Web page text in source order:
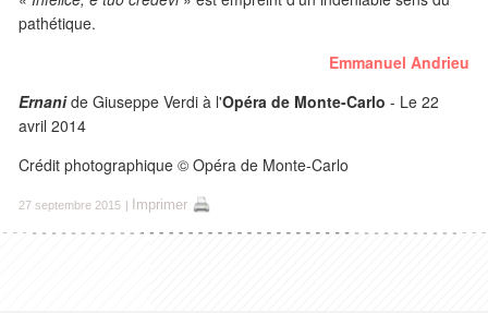
pathétique.
Emmanuel Andrieu
Ernanide Giuseppe Verdi à l'Opéra de Monte-Carlo - Le 22
avril 2014
Crédit photographique © Opéra de Monte-Carlo
27 septembre 2015 | Imprimer